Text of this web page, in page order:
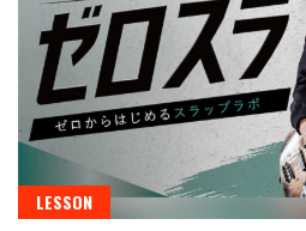
LESSON